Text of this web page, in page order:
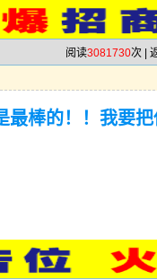
阅读3081730次 |
最棒的！！我要